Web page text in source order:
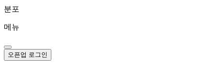
분포
메뉴
오픈업 로그인